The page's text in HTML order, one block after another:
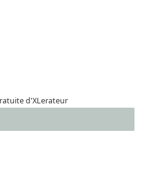
d'XLerateur